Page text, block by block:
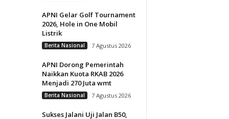
APNI Gelar Golf Tournament
2026, Hole in One Mobil
Listrik
Berita Nasional 7 Agustus 2026
APNI Dorong Pemerintah
Naikkan Kuota RKAB 2026
Menjadi 270 Juta wmt
Berita Nasional 7 Agustus 2026
Sukses Jalani Uji Jalan B50,